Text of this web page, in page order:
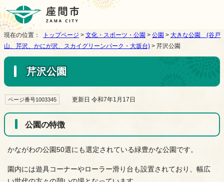
現在の位置： トップページ > 文化・スポーツ・公園 > 公園 > 大きな公園 (谷戸
山、芹沢、かにが沢、スカイグリーンパーク・大坂台) > 芹沢公園
芹沢公園
ページ番号1003345 更新日 令和7年1月17日
公園の特徴
かながわの公園50選にも選定されている緑豊かな公園です。
園内には遊具コーナーやローラー滑り台も設置されており、幅広